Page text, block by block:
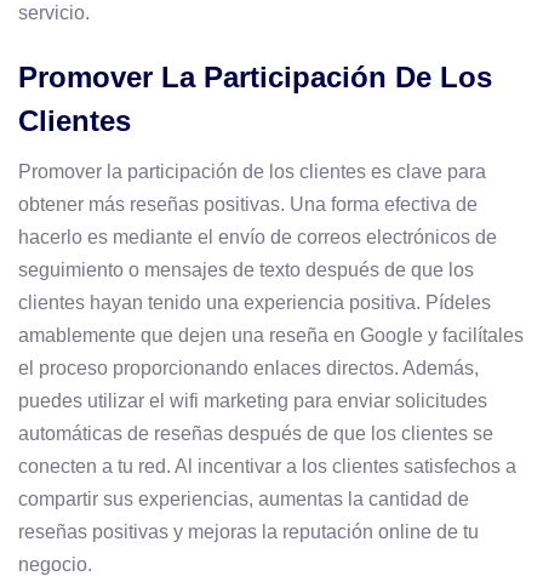
servicio.
Promover La Participación De Los
Clientes
Promover la participación de los clientes es clave para
obtener más reseñas positivas. Una forma efectiva de
hacerlo es mediante el envío de correos electrónicos de
seguimiento o mensajes de texto después de que los
clientes hayan tenido una experiencia positiva. Pídeles
amablemente que dejen una reseña en Google y facilítales
el proceso proporcionando enlaces directos. Además,
puedes utilizar el wifi marketing para enviar solicitudes
automáticas de reseñas después de que los clientes se
conecten a tu red. Al incentivar a los clientes satisfechos a
compartir sus experiencias, aumentas la cantidad de
reseñas positivas y mejoras la reputación online de tu
negocio.